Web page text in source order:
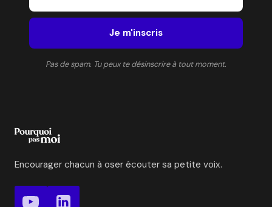
Je m'inscris
Pas de spam. Tu peux te désinscrire à tout moment.
Encourager chacun à oser écouter sa petite voix.